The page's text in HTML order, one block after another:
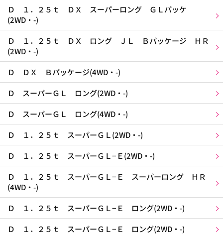
Ｄ １．２５ｔ ＤＸ スーパーロング ＧＬパッケ
(2WD・-)
Ｄ １．２５ｔ ＤＸ ロング ＪＬ Ｂパッケージ ＨＲ
(2WD・-)
Ｄ ＤＸ Ｂパッケージ(4WD・-)
Ｄ スーパーＧＬ ロング(2WD・-)
Ｄ スーパーＧＬ ロング(4WD・-)
Ｄ １．２５ｔ スーパーＧＬ(2WD・-)
Ｄ １．２５ｔ スーパーＧＬ−Ｅ(2WD・-)
Ｄ １．２５ｔ スーパーＧＬ−Ｅ スーパーロング ＨＲ
(4WD・-)
Ｄ １．２５ｔ スーパーＧＬ−Ｅ ロング(2WD・-)
Ｄ １．２５ｔ スーパーＧＬ−Ｅ ロング(2WD・-)